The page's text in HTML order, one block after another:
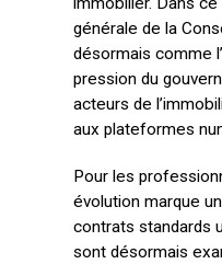
générale de la
désormais comme
pression du
acteurs de
aux plateformes
Pour les
évolution marque
contrats standards
sont désormais